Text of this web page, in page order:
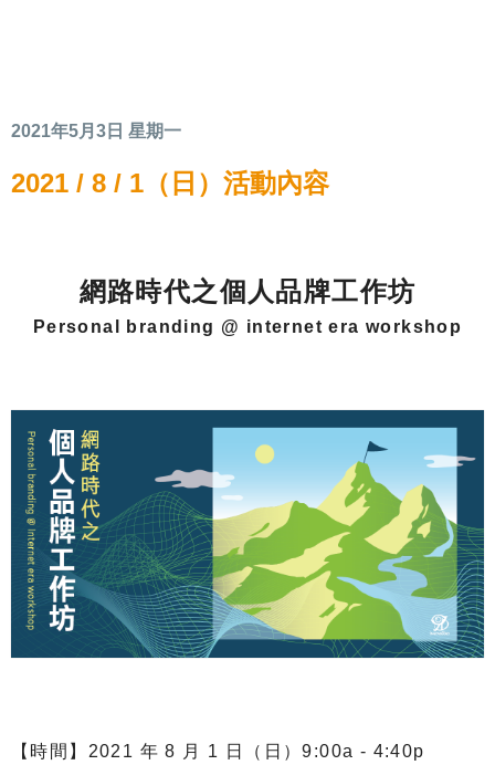
2021年5月3日 星期一
2021 / 8 / 1（日）活動內容
網路時代之個人品牌工作坊
Personal branding @ internet era workshop
【時間】2021 年 8 月 1 日（日）9:00a - 4:40p